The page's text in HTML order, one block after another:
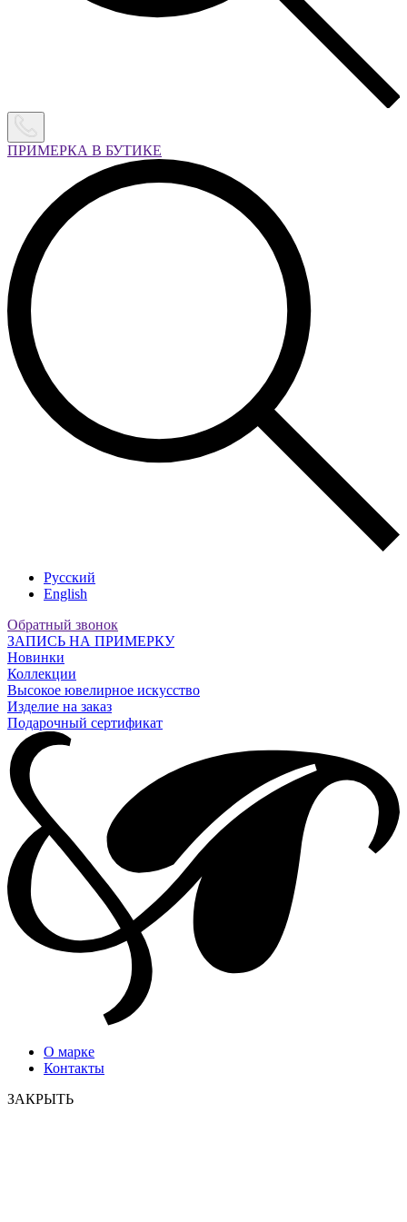
ПРИМЕРКА В БУТИКЕ
Русский
English
Обратный звонок
ЗАПИСЬ НА ПРИМЕРКУ
Новинки
Коллекции
Высокое ювелирное искусство
Изделие на заказ
Подарочный сертификат
О марке
Контакты
ЗАКРЫТЬ